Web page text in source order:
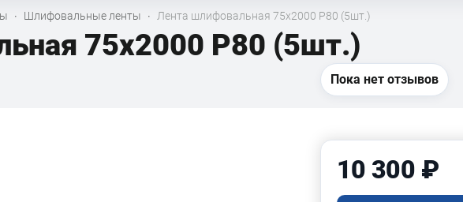
· Шлифовальные ленты · Лента шлифовальная 75х2000 Р80 (5шт.)
75х2000 Р80 (5шт.)
Пока нет отзывов
10 300 ₽